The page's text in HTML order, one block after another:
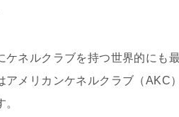
ケネルクラブを持つ世界的にも
アメリカンケネルクラブ（AKC